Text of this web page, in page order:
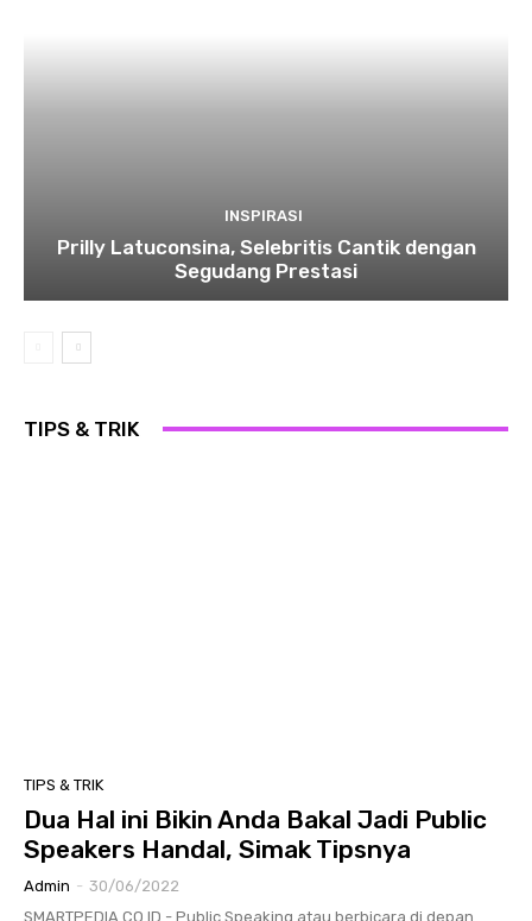
INSPIRASI
Prilly Latuconsina, Selebritis Cantik dengan
Segudang Prestasi
TIPS & TRIK
TIPS & TRIK
Dua Hal ini Bikin Anda Bakal Jadi Public
Speakers Handal, Simak Tipsnya
Admin - 30/06/2022
SMARTPEDIA.CO.ID - Public Speaking atau berbicara di depan